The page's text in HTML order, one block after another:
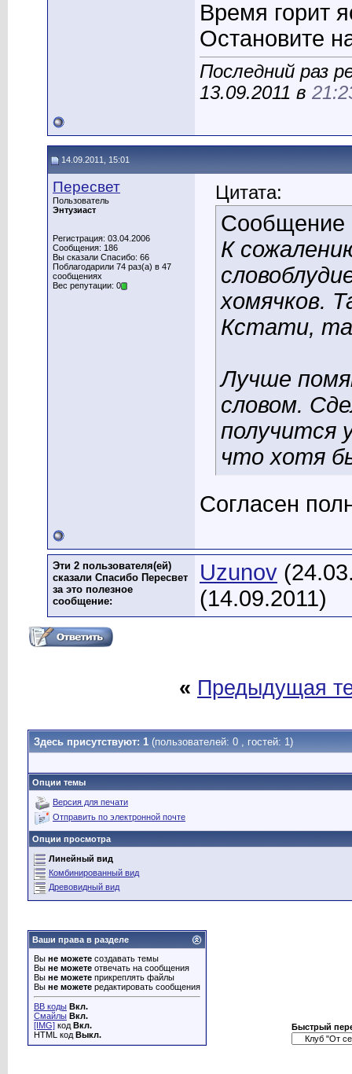
Время горит
Остановите
Последний раз
13.09.2011 в
14.09.2011, 15:01
Пересвет
Пользователь
Энтузиаст
Регистрация: 03.04.2006
Сообщения: 186
Вы сказали Спасибо: 66
Поблагодарили 74 раз(а) в 47
сообщениях
Вес репутации: 0
Цитата:
Сообщение
К
хомячков.
Кстати,
Лучше
словом.
получится
что хотя
Согласен
Эти 2 пользователя(ей)
сказали Спасибо Пересвет
за это полезное
сообщение:
Uzunov
(14.09.2011)
« Предыдущая
Здесь присутствуют: 1 (пользователей: 0 , гостей: 1)
Опции темы
Версия для печати
Отправить по электронной почте
Опции просмотра
Линейный вид
Комбинированный вид
Древовидный вид
Ваши права в разделе
Вы не можете создавать темы
Вы не можете отвечать на сообщения
Вы не можете прикреплять файлы
Вы не можете редактировать сообщения
BB коды Вкл.
Смайлы Вкл.
[IMG] код Вкл.
HTML код Выкл.
Быстрый